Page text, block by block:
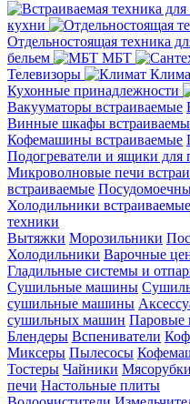
кухни
Отдельностоящая техника
бельем
МБТ
Телевизоры
Кухонные принадлежности
Вакууматоры встраиваемые
Винные шкафы
Кофемашины встраиваемые
Подогреватели и ящики для
Микроволновые печи
встраиваемые
Холодильники встраиваемые
техники
Вытяжки Морозильники
Холодильники Варочные
Гладильные системы и
Сушильные машины
сушильные машины
сушильных машин Паровые
Блендеры Вспениватели
Миксеры Пылесосы
Тостеры Чайники Мясорубки
печи Настольные плиты